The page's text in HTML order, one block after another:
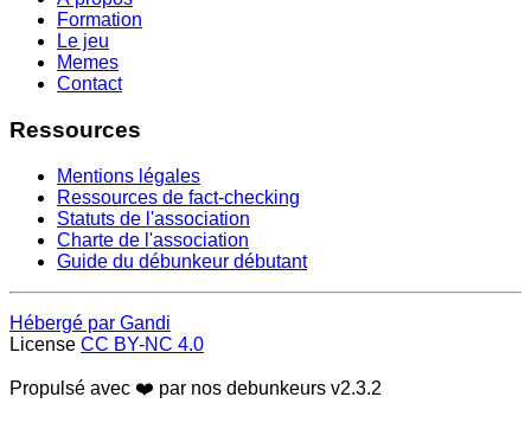
Formation
Le jeu
Memes
Contact
Ressources
Mentions légales
Ressources de fact-checking
Statuts de l'association
Charte de l'association
Guide du débunkeur débutant
Hébergé par Gandi
License CC BY-NC 4.0
Propulsé avec ❤️ par nos debunkeurs v2.3.2